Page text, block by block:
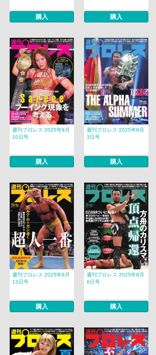
購入 購入
週刊プロレス 2025年9月
10日号
購入
週刊プロレス 2025年9月
3日号
購入
週刊プロレス 2025年8月
13日号
購入
週刊プロレス 2025年8月
6日号
購入